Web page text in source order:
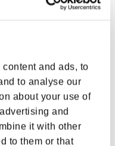
and ads, to
to analyse our
about your use of
and
it with other
to them or that